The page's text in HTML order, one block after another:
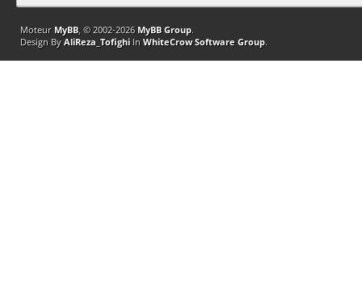
Moteur MyBB, © 2002-2026 MyBB Group.
Design By AliReza_TofighiIn WhiteCrow Software Group.